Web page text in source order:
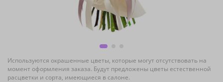
Используются окрашенные цветы, которые могут отсутствовать на
момент оформления заказа. Будут предложены цветы естественной
расцветки и сорта, имеющиеся в салоне.